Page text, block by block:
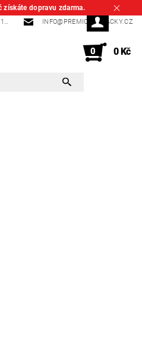
získáte dopravu zdarma.
INFO@PREMIOVEZNACKY.CZ
0 0 Kč